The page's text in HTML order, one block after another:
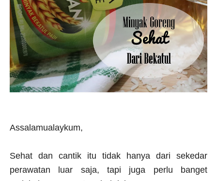
Assalamualaykum,
Sehat dan cantik itu tidak hanya dari sekedar
perawatan luar saja, tapi juga perlu banget